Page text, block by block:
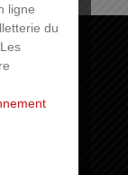
ligne
du